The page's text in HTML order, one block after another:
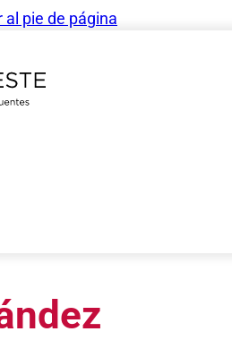
al pie de página